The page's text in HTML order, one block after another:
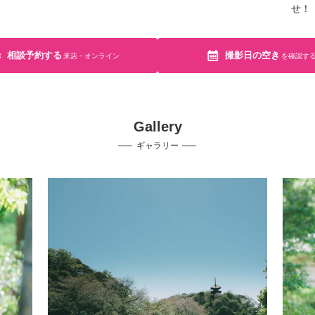
せ！
相談予約する 来店・オンライン 撮影日の空き を確認す
Gallery
ギャラリー